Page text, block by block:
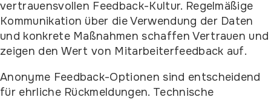
vertrauensvollen Feedback-Kultur. Regelmäßige
Kommunikation über die Verwendung der Daten
und konkrete Maßnahmen schaffen Vertrauen und
zeigen den Wert von Mitarbeiterfeedback auf.
Anonyme Feedback-Optionen sind entscheidend
für ehrliche Rückmeldungen. Technische